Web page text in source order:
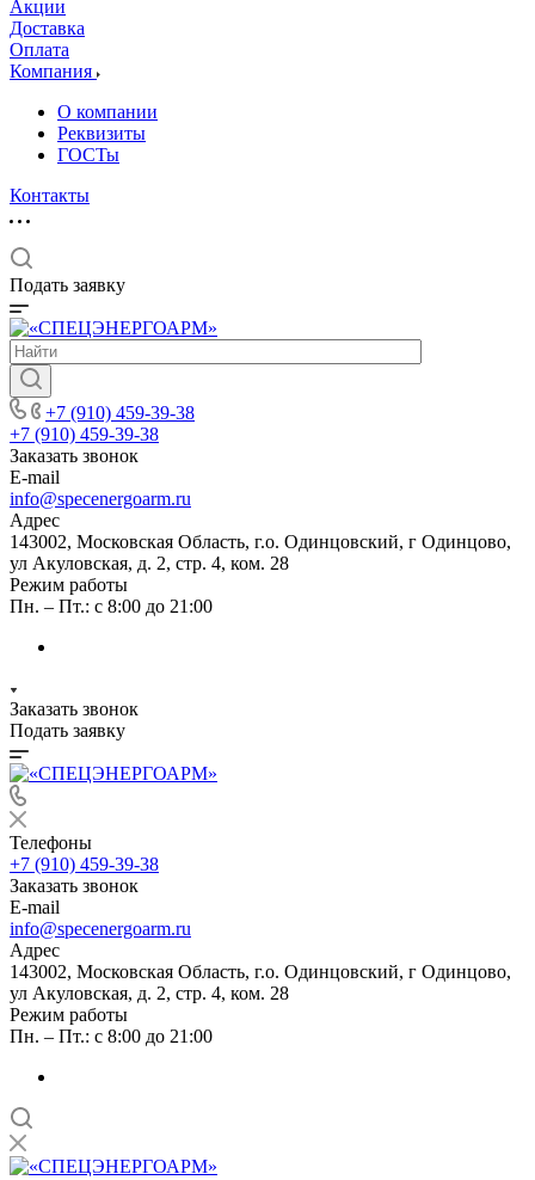
Акции
Доставка
Оплата
Компания
О компании
Реквизиты
ГОСТы
Контакты
Подать заявку
+7 (910) 459-39-38
+7 (910) 459-39-38
Заказать звонок
E-mail
info@specenergoarm.ru
Адрес
143002, Московская Область, г.о. Одинцовский, г Одинцово,
ул Акуловская, д. 2, стр. 4, ком. 28
Режим работы
Пн. – Пт.: с 8:00 до 21:00
Заказать звонок
Подать заявку
Телефоны
+7 (910) 459-39-38
Заказать звонок
E-mail
info@specenergoarm.ru
Адрес
143002, Московская Область, г.о. Одинцовский, г Одинцово,
ул Акуловская, д. 2, стр. 4, ком. 28
Режим работы
Пн. – Пт.: с 8:00 до 21:00